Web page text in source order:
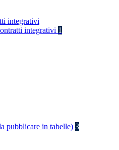
integrativi
integrativi 1
pubblicare in tabelle) 3